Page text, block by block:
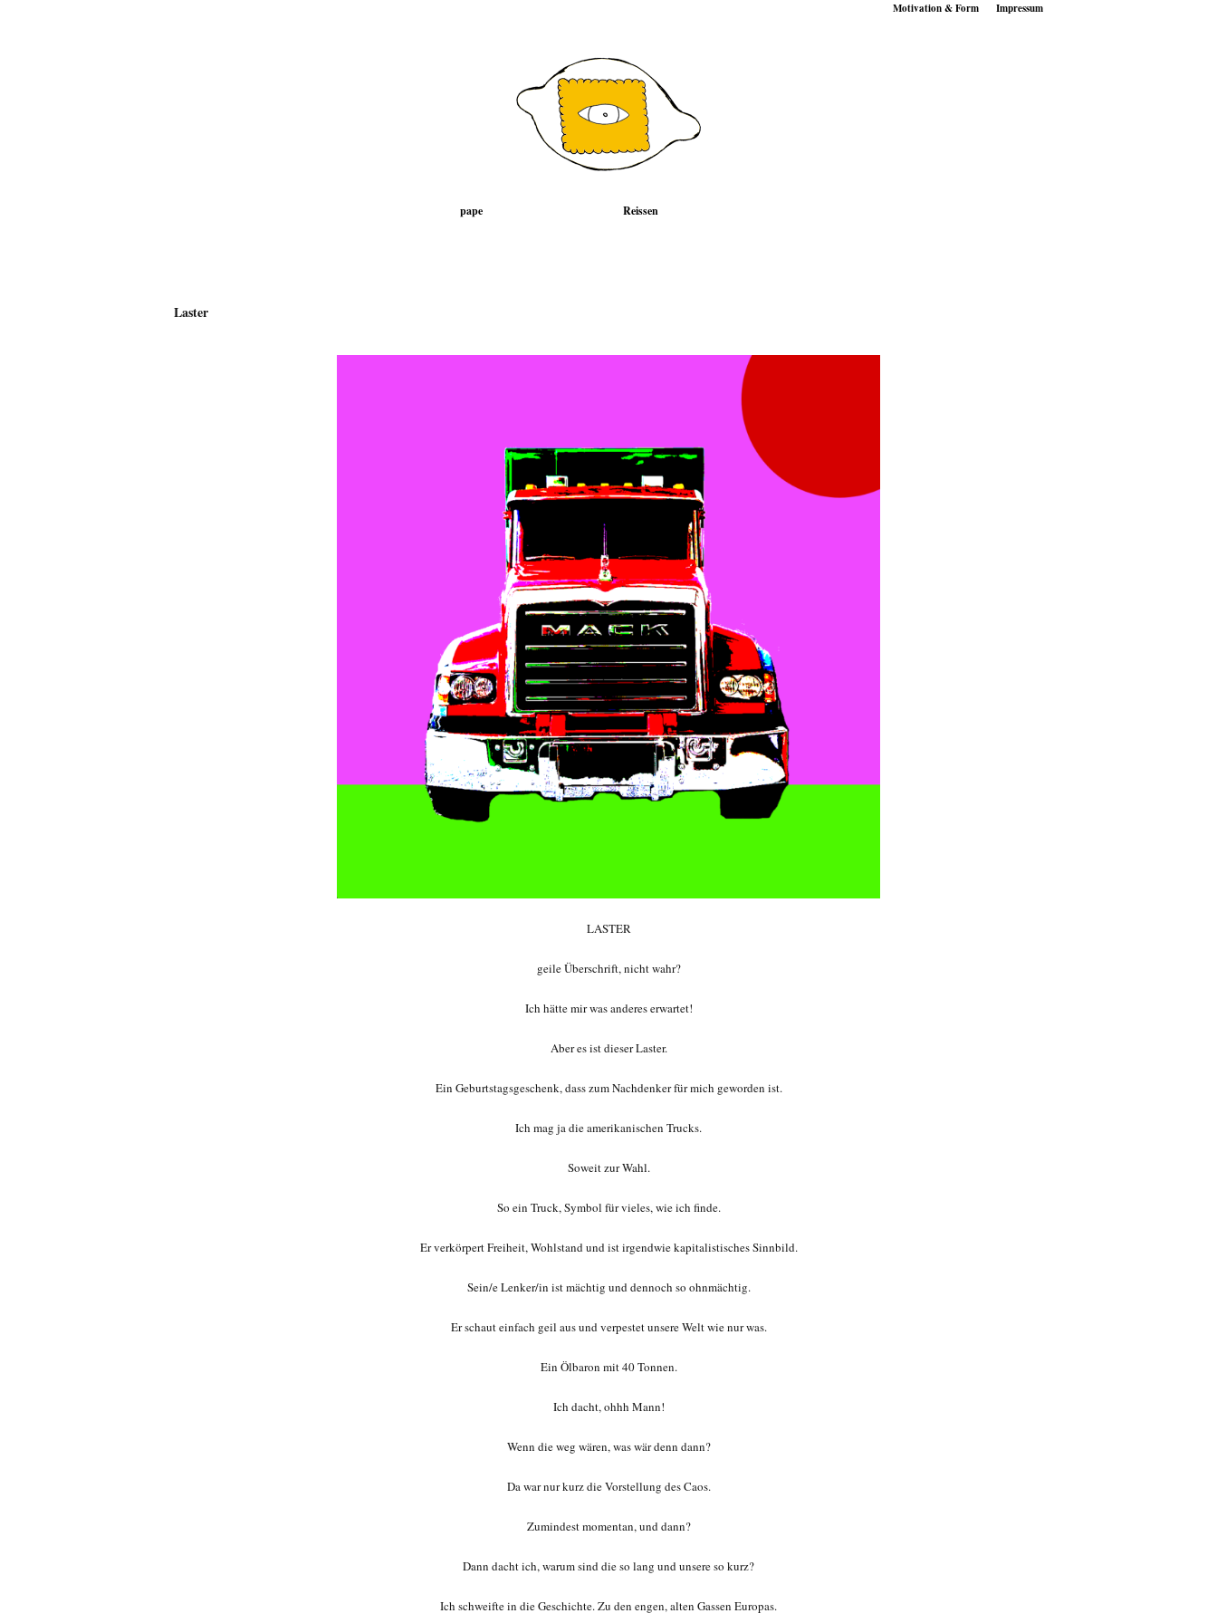
Motivation & Form Impressum
pape Reissen
Laster
LASTER
geile Überschrift, nicht wahr?
Ich hätte mir was anderes erwartet!
Aber es ist dieser Laster.
Ein Geburtstagsgeschenk, dass zum Nachdenker für mich geworden ist.
Ich mag ja die amerikanischen Trucks.
Soweit zur Wahl.
So ein Truck, Symbol für vieles, wie ich finde.
Er verkörpert Freiheit, Wohlstand und ist irgendwie kapitalistisches Sinnbild.
Sein/e Lenker/in ist mächtig und dennoch so ohnmächtig.
Er schaut einfach geil aus und verpestet unsere Welt wie nur was.
Ein Ölbaron mit 40 Tonnen.
Ich dacht, ohhh Mann!
Wenn die weg wären, was wär denn dann?
Da war nur kurz die Vorstellung des Caos.
Zumindest momentan, und dann?
Dann dacht ich, warum sind die so lang und unsere so kurz?
Ich schweifte in die Geschichte. Zu den engen, alten Gassen Europas.